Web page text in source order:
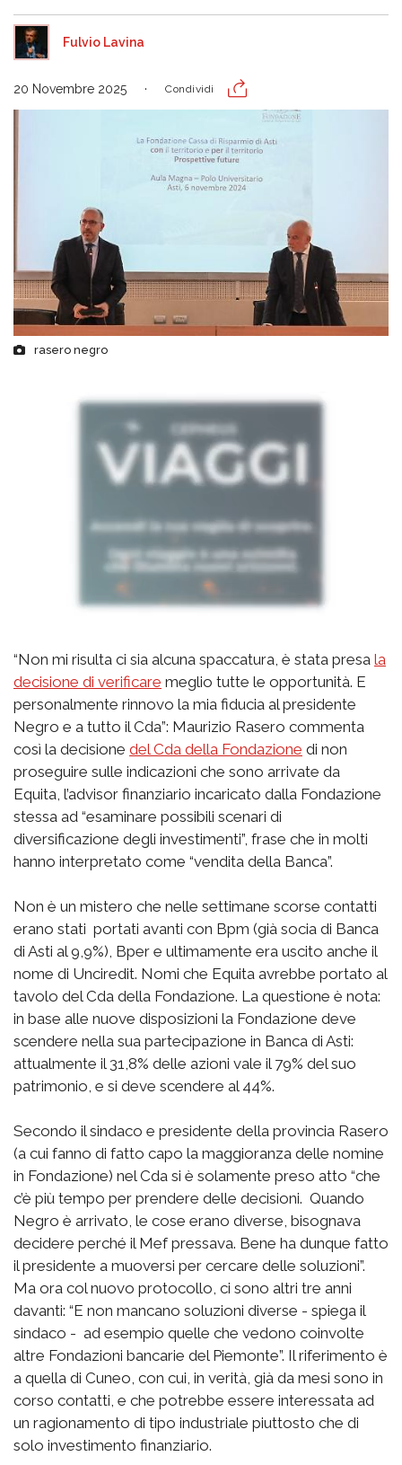
Fulvio Lavina
20 Novembre 2025 Condividi
rasero negro
“Non mi risulta ci sia alcuna spaccatura, è stata presa la
decisione di verificare meglio tutte le opportunità. E
personalmente rinnovo la mia fiducia al presidente
Negro e a tutto il Cda”: Maurizio Rasero commenta
così la decisione del Cda della Fondazione di non
proseguire sulle indicazioni che sono arrivate da
Equita, l’advisor finanziario incaricato dalla Fondazione
stessa ad “esaminare possibili scenari di
diversificazione degli investimenti”, frase che in molti
hanno interpretato come “vendita della Banca”.
Non è un mistero che nelle settimane scorse contatti
erano stati portati avanti con Bpm (già socia di Banca
di Asti al 9,9%), Bper e ultimamente era uscito anche il
nome di Unciredit. Nomi che Equita avrebbe portato al
tavolo del Cda della Fondazione. La questione è nota:
in base alle nuove disposizioni la Fondazione deve
scendere nella sua partecipazione in Banca di Asti:
attualmente il 31,8% delle azioni vale il 79% del suo
patrimonio, e si deve scendere al 44%.
Secondo il sindaco e presidente della provincia Rasero
(a cui fanno di fatto capo la maggioranza delle nomine
in Fondazione) nel Cda si è solamente preso atto “che
c’è più tempo per prendere delle decisioni. Quando
Negro è arrivato, le cose erano diverse, bisognava
decidere perché il Mef pressava. Bene ha dunque fatto
il presidente a muoversi per cercare delle soluzioni”.
Ma ora col nuovo protocollo, ci sono altri tre anni
davanti: “E non mancano soluzioni diverse - spiega il
sindaco - ad esempio quelle che vedono coinvolte
altre Fondazioni bancarie del Piemonte”. Il riferimento è
a quella di Cuneo, con cui, in verità, già da mesi sono in
corso contatti, e che potrebbe essere interessata ad
un ragionamento di tipo industriale piuttosto che di
solo investimento finanziario.